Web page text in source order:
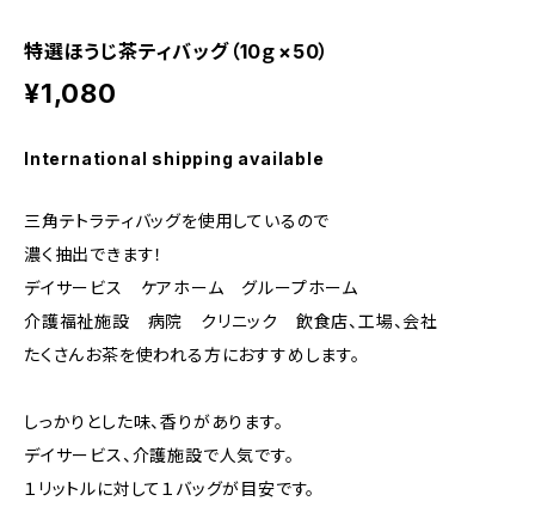
特選ほうじ茶ティバッグ（10ｇ×50）
¥1,080
International shipping available
三角テトラティバッグを使用しているので
濃く抽出できます！
デイサービス ケアホーム グループホーム
介護福祉施設 病院 クリニック 飲食店、工場、会社
たくさんお茶を使われる方におすすめします。
しっかりとした味、香りがあります。
デイサービス、介護施設で人気です。
１リットルに対して１バッグが目安です。